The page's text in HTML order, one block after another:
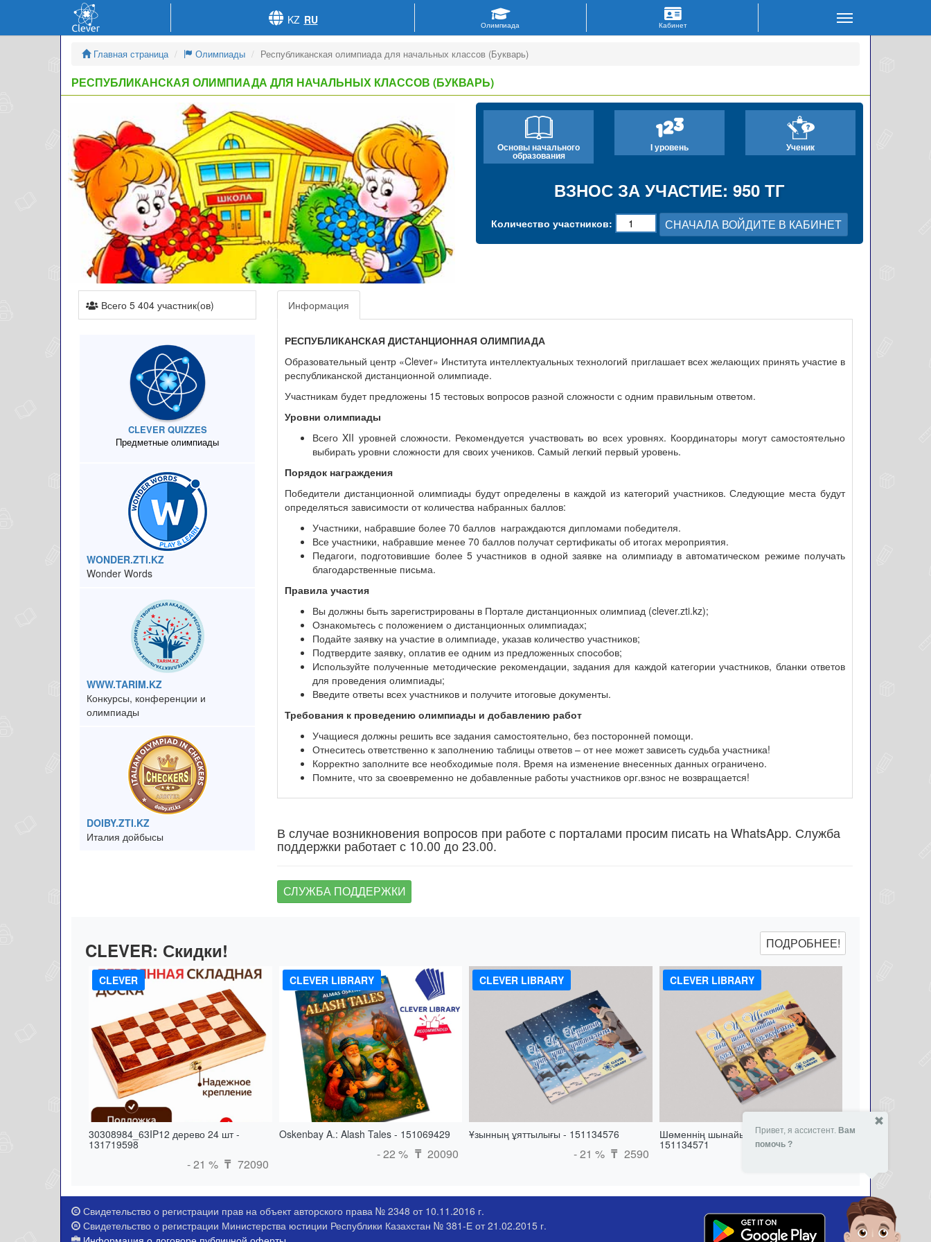
Главная страница Олимпиады Республиканская олимпиада для начальных классов (Букварь)
РЕСПУБЛИКАНСКАЯ ОЛИМПИАДА ДЛЯ НАЧАЛЬНЫХ КЛАССОВ (БУКВАРЬ)
Основы начального
образования
I уровень Ученик
ВЗНОС ЗА УЧАСТИЕ: 950 ТГ
Количество участников: СНАЧАЛА ВОЙДИТЕ В КАБИНЕТ
Всего 5 404 участник(ов)
CLEVER QUIZZES
Предметные олимпиады
WONDER.ZTI.KZ
Wonder Words
WWW.TARIM.KZ
Конкурсы, конференции и
олимпиады
DOIBY.ZTI.KZ
Италия дойбысы
Информация
РЕСПУБЛИКАНСКАЯ ДИСТАНЦИОННАЯ ОЛИМПИАДА
Образовательный центр «Clever» Института интеллектуальных технологий приглашает всех желающих принять участие в
республиканской дистанционной олимпиаде.
Участникам будет предложены 15 тестовых вопросов разной сложности с одним правильным ответом.
Уровни олимпиады
Всего XII уровней сложности. Рекомендуется участвовать во всех уровнях. Координаторы могут самостоятельно
выбирать уровни сложности для своих учеников. Самый легкий первый уровень.
Порядок награждения
Победители дистанционной олимпиады будут определены в каждой из категорий участников. Следующие места будут
определяться зависимости от количества набранных баллов:
Участники, набравшие более 70 баллов награждаются дипломами победителя.
Все участники, набравшие менее 70 баллов получат сертификаты об итогах мероприятия.
Педагоги, подготовившие более 5 участников в одной заявке на олимпиаду в автоматическом режиме получать
благодарственные письма.
Правила участия
Вы должны быть зарегистрированы в Портале дистанционных олимпиад (clever.zti.kz);
Ознакомьтесь с положением о дистанционных олимпиадах;
Подайте заявку на участие в олимпиаде, указав количество участников;
Подтвердите заявку, оплатив ее одним из предложенных способов;
Используйте полученные методические рекомендации, задания для каждой категории участников, бланки ответов
для проведения олимпиады;
Введите ответы всех участников и получите итоговые документы.
Требования к проведению олимпиады и добавлению работ
Учащиеся должны решить все задания самостоятельно, без посторонней помощи.
Отнеситесь ответственно к заполнению таблицы ответов – от нее может зависеть судьба участника!
Корректно заполните все необходимые поля. Время на изменение внесенных данных ограничено.
Помните, что за своевременно не добавленные работы участников орг.взнос не возвращается!
В случае возникновения вопросов при работе с порталами просим писать на WhatsApp. Служба
поддержки работает с 10.00 до 23.00.
СЛУЖБА ПОДДЕРЖКИ
CLEVER: Скидки! ПОДРОБНЕЕ!
CLEVER
30308984_63IP12 дерево 24 шт -
131719598
- 21 % ₸ 72090
CLEVER LIBRARY
Oskenbay A.: Alash Tales - 151069429
- 22 % ₸ 20090
CLEVER LIBRARY
Ұзынның ұяттылығы - 151134576
- 21 % ₸ 2590
CLEVER LIBRARY
Шөменнің шынайы қамқорлығы -
151134571
Свидетельство о регистрации прав на объект авторского права № 2348 от 10.11.2016 г.
Свидетельство о регистрации Министерства юстиции Республики Казахстан № 381-Е от 21.02.2015 г.
KZ RU
Привет, я ассистент. Вам
помочь ?